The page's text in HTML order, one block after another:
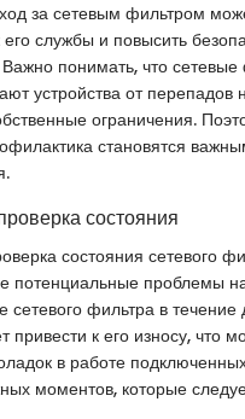
за сетевым фильтром
службы и повысить
Важно понимать, что
устройства от перепадов
ограничения.
становятся
состояния
состояния сетевого
потенциальные проблемы
сетевого фильтра в течение
к его износу, что
в работе
моментов, которые